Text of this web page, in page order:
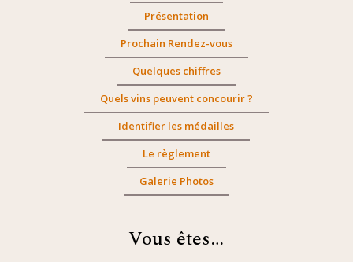
Présentation
Prochain Rendez-vous
Quelques chiffres
Quels vins peuvent concourir ?
Identifier les médailles
Le règlement
Galerie Photos
Vous êtes…